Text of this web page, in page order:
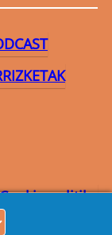
Cookie politika